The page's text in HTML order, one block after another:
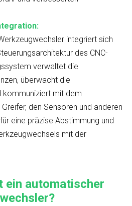
integriert sich
des CNC-
verwaltet die
überwacht die
kommuniziert mit dem
den Sensoren und anderen
eine präzise Abstimmung und
mit der
ein automatischer